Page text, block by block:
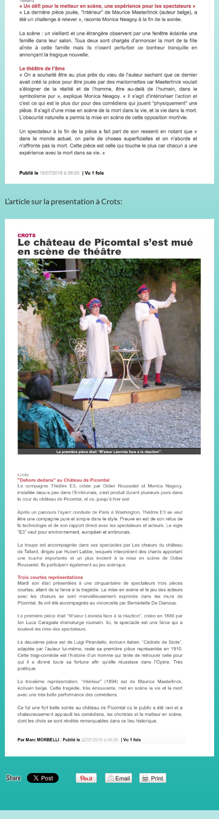
L’article sur la presentation à Crots: